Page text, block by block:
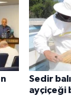
Sedir
ayçiçeği